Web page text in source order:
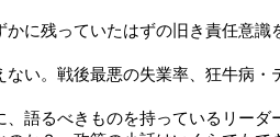
残っていたはずの旧き責任意識
い。戦後最悪の失業率、狂牛病
語るべきものを持っているリーダ